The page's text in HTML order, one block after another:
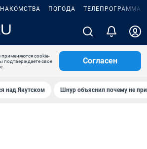
ПОГОДА ТЕЛЕПРОГРАММА
cookie-
подтверждаете свое
Согласен
над Якутском Шнур объяснил почему не